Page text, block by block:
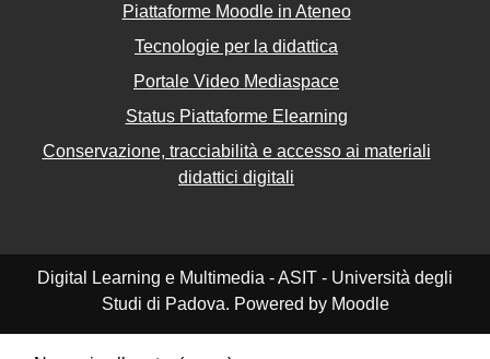
Piattaforme Moodle in Ateneo
Tecnologie per la didattica
Portale Video Mediaspace
Status Piattaforme Elearning
Conservazione, tracciabilità e accesso ai materiali
didattici digitali
Digital Learning e Multimedia - ASIT - Università degli
Studi di Padova. Powered by Moodle